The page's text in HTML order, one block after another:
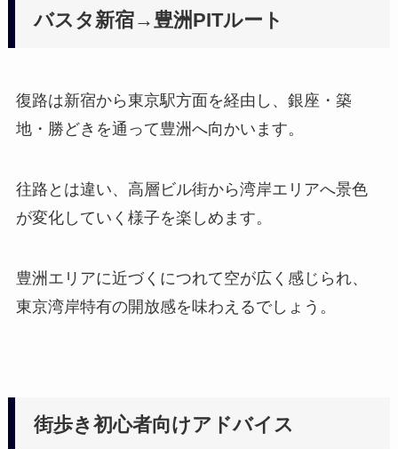
バスタ新宿→豊洲PITルート
復路は新宿から東京駅方面を経由し、銀座・築
地・勝どきを通って豊洲へ向かいます。
往路とは違い、高層ビル街から湾岸エリアへ景色
が変化していく様子を楽しめます。
豊洲エリアに近づくにつれて空が広く感じられ、
東京湾岸特有の開放感を味わえるでしょう。
街歩き初心者向けアドバイス